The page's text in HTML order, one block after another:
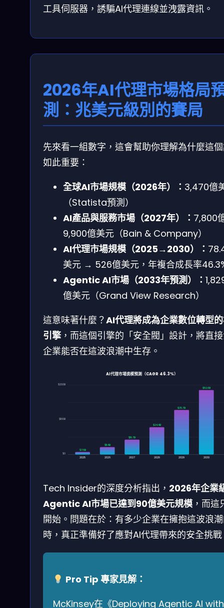
工具伺服器，誘騙AI代理連線並洩露資訊。
2026年AI代理市場格局
測：兆美元級別的賽局
先來看一組數字，這會幫助你理解為什麼這
如此重要：
全球AI市場規模（2026年）： 3,470億
（Statista預測）
AI產品與服務市場（2027年）： 7,800
9,900億美元（Bain & Company）
AI代理市場規模（2025→2030）：
美元 → 526億美元，年複合成長率
Agentic AI市場（2033年預測）：
億美元（Grand View Research）
這意味著什麼？AI代理將成為企業數位轉型
引擎，而這個引擎的「安全閥」設計，將直
企業能否在這波浪潮中生存。
2025
$7.8B
2026
$11.4B
2027
$16.7B
2028
$24.4B
2029
$35.7B
2030
$52.6B
$0
$100B
$200B
AI代理市場規模預測（CAGR 46.3%）
Tech Insider的深度分析指出， 2026年企業
Agentic AI市場已達到90億美元規模 ，而這
開始。問題在於：有多少企業在擁抱這波浪
時，真正準備好了應對AI代理帶來的安全挑
Pro Tip 專家見解：
McKinsey在《Deploying Agentic AI with